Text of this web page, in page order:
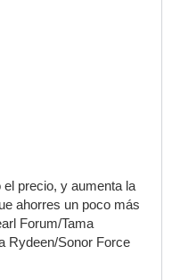
precio, y aumenta la
ahorres un poco más
Forum/Tama
Rydeen/Sonor Force